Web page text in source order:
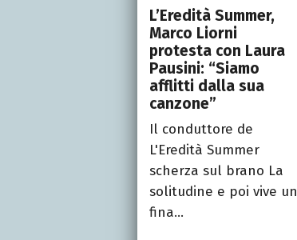
L’Eredità Summer,
Marco Liorni
protesta con Laura
Pausini: “Siamo
afflitti dalla sua
canzone”
Il conduttore de
L'Eredità Summer
scherza sul brano La
solitudine e poi vive un
fina...